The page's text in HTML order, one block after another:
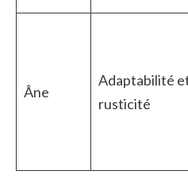
Âne
Adaptabilité
rusticité